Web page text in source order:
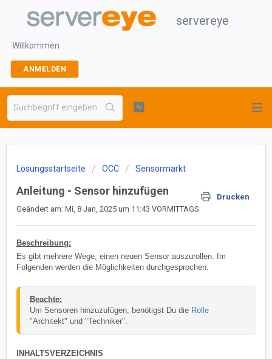
servereye
Willkommen
ANMELDEN
Lösungsstartseite OCC Sensormarkt
Anleitung - Sensor hinzufügen
Drucken
Geändert am: Mi, 8 Jan, 2025 um 11:43 VORMITTAGS
Beschreibung:
Es gibt mehrere Wege, einen neuen Sensor auszurollen. Im
Folgenden werden die Möglichkeiten durchgesprochen.
Beachte:
Um Sensoren hinzuzufügen, benötigst Du die Rolle
"Architekt" und "Techniker".
INHALTSVERZEICHNIS